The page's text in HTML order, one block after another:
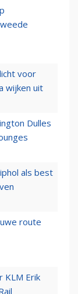
voor
wijken uit
Dulles
als best
route
KLM Erik